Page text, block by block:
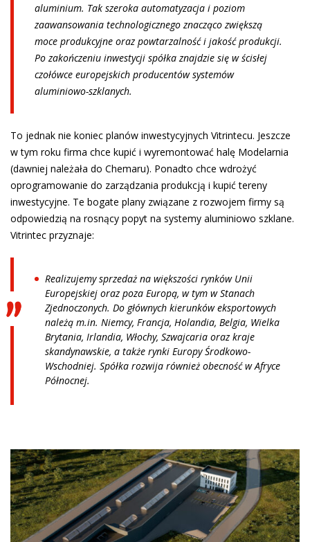
aluminium. Tak szeroka automatyzacja i poziom
zaawansowania technologicznego znacząco zwiększą
moce produkcyjne oraz powtarzalność i jakość produkcji.
Po zakończeniu inwestycji spółka znajdzie się w ścisłej
czołówce europejskich producentów systemów
aluminiowo-szklanych.
To jednak nie koniec planów inwestycyjnych Vitrintecu. Jeszcze
w tym roku firma chce kupić i wyremontować halę Modelarnia
(dawniej należała do Chemaru). Ponadto chce wdrożyć
oprogramowanie do zarządzania produkcją i kupić tereny
inwestycyjne. Te bogate plany związane z rozwojem firmy są
odpowiedzią na rosnący popyt na systemy aluminiowo szklane.
Vitrintec przyznaje:
Realizujemy sprzedaż na większości rynków Unii
Europejskiej oraz poza Europą, w tym w Stanach
Zjednoczonych. Do głównych kierunków eksportowych
należą m.in. Niemcy, Francja, Holandia, Belgia, Wielka
Brytania, Irlandia, Włochy, Szwajcaria oraz kraje
skandynawskie, a także rynki Europy Środkowo-
Wschodniej. Spółka rozwija również obecność w Afryce
Północnej.